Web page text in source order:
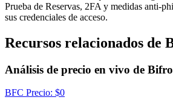
AccesoInscribirse
Prueba de Reservas, 2FA y medidas anti-
sus credenciales de acceso.
Recursos relacionados de
Análisis de precio en vivo de
BFC Precio: $0